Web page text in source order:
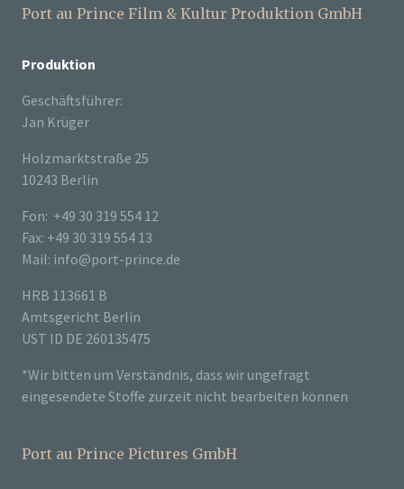
Port au Prince Film & Kultur Produktion GmbH
Produktion
Geschäftsführer:
Jan Krüger
Holzmarktstraße 25
10243 Berlin
Fon: +49 30 319 554 12
Fax: +49 30 319 554 13
Mail: info@port-prince.de
HRB 113661 B
Amtsgericht Berlin
UST ID DE 260135475
*Wir bitten um Verständnis, dass wir ungefragt
eingesendete Stoffe zurzeit nicht bearbeiten können
Port au Prince Pictures GmbH